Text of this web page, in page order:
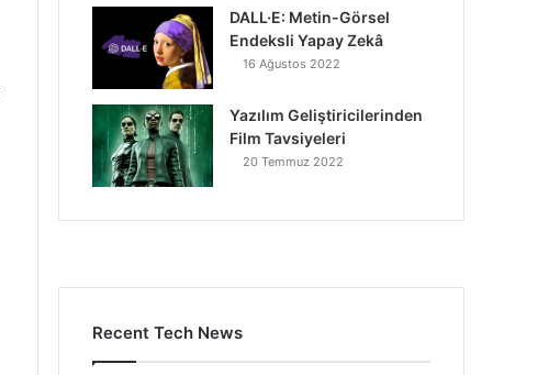
DALL·E: Metin-Görsel
Endeksli Yapay Zekâ
16 Ağustos 2022
Yazılım Geliştiricilerinden
Film Tavsiyeleri
20 Temmuz 2022
Recent Tech News